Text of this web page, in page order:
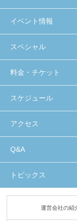
イベント情報
スペシャル
料金・チケット
スケジュール
アクセス
Q&A
トピックス
運営会社の紹